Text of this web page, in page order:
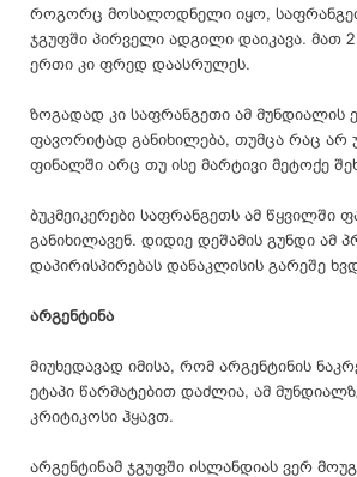
როგორც მოსალოდნელი იყო,
ჯგუფში პირველი ადგილი დაიკავა. მათ 2
ერთი კი ფრედ დაასრულეს.
ზოგადად კი საფრანგეთი ამ
ფავორიტად განიხილება, თუმცა რაც არ
ფინალში არც თუ ისე მარტივი მეტოქე
ბუკმეიკერები საფრანგეთს ამ წყვილში
განიხილავენ. დიდიე დეშამის გუნდი ამ
დაპირისპირებას დანაკლისის გარეშე
არგენტინა
მიუხედავად იმისა, რომ არგენტინის
ეტაპი წარმატებით დაძლია, ამ
კრიტიკოსი ჰყავთ.
არგენტინამ ჯგუფში ისლანდიას ვერ